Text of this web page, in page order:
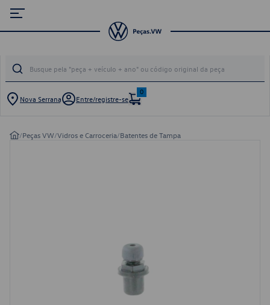
Nova Serrana Entre/registre-se
0
/Peças VW/Vidros e Carroceria/Batentes de Tampa